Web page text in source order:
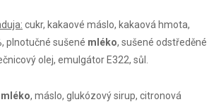
cukr, kakaové máslo, kakaová hmota,
plnotučné sušené mléko, sušené odstředěné
olej, emulgátor E322, sůl.
mléko, máslo, glukózový sirup, citronová